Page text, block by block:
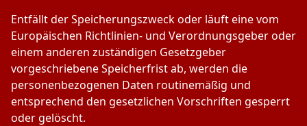
Entfällt der Speicherungszweck oder läuft eine vom
Europäischen Richtlinien- und Verordnungsgeber oder
einem anderen zuständigen Gesetzgeber
vorgeschriebene Speicherfrist ab, werden die
personenbezogenen Daten routinemäßig und
entsprechend den gesetzlichen Vorschriften gesperrt
oder gelöscht.